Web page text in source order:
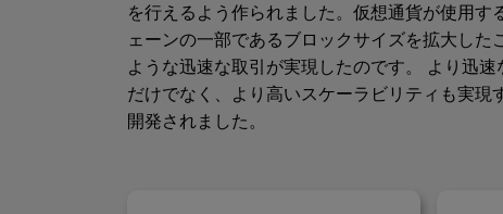
を行えるよう作られました。仮想通貨が使用す
ェーンの一部であるブロックサイズを拡大した
ような迅速な取引が実現したのです。 より迅速
だけでなく、より高いスケーラビリティも実現
開発されました。